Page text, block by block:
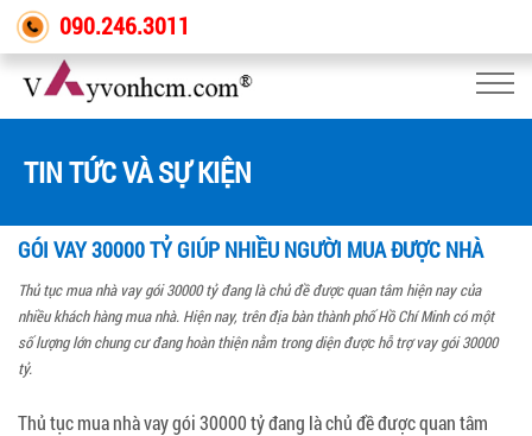
090.246.3011
TIN TỨC VÀ SỰ KIỆN
GÓI VAY 30000 TỶ GIÚP NHIỀU NGƯỜI MUA ĐƯỢC NHÀ
Thủ tục mua nhà vay gói 30000 tỷ đang là chủ đề được quan tâm hiện nay của
nhiều khách hàng mua nhà. Hiện nay, trên địa bàn thành phố Hồ Chí Minh có một
số lượng lớn chung cư đang hoàn thiện nằm trong diện được hỗ trợ vay gói 30000
tỷ.
Thủ tục mua nhà vay gói 30000 tỷ đang là chủ đề được quan tâm